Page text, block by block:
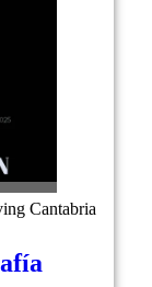
Cantabria